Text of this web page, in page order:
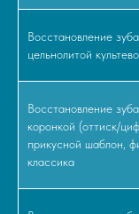
Восстановление
цельнолитой
Восстановление
коронкой (оттиск/
прикусной шаблон,
классика